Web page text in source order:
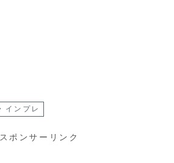
インプレ
スポンサーリンク